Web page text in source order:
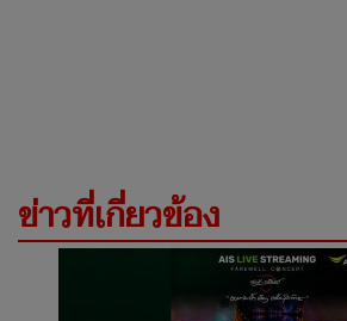
ข่าวที่เกี่ยวข้อง